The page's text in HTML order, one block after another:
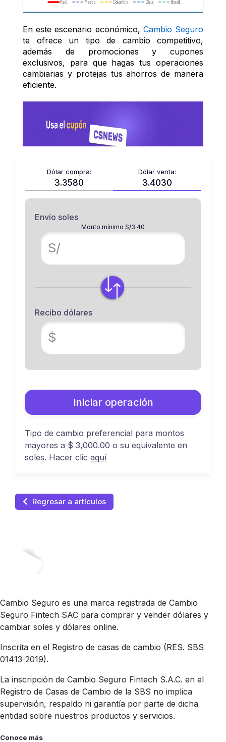
En este escenario económico, Cambio Seguro
te ofrece un tipo de cambio competitivo,
además de promociones y cupones
exclusivos, para que hagas tus operaciones
cambiarias y protejas tus ahorros de manera
eficiente.
Dólar compra:
3.3580
Dólar venta:
3.4030
Envío soles
Monto mínimo S/3.40
S/
Recibo dólares
$
Iniciar operación
Tipo de cambio preferencial para montos
mayores a $ 3,000.00 o su equivalente en
soles. Hacer clicaquí
Regresar a artículos
Cambio Seguro es una marca registrada de Cambio
Seguro Fintech SAC para comprar y vender dólares y
cambiar soles y dólares online.
Inscrita en el Registro de casas de cambio (RES. SBS
01413-2019).
La inscripción de Cambio Seguro Fintech S.A.C. en el
Registro de Casas de Cambio de la SBS no implica
supervisión, respaldo ni garantía por parte de dicha
entidad sobre nuestros productos y servicios.
Conoce más